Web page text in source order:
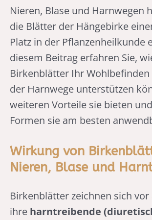
Nieren, Blase und Harnwegen
die Blätter der Hängebirke
Platz in der Pflanzenheilkunde
diesem Beitrag erfahren Sie,
Birkenblätter Ihr
der Harnwege unterstützen
weiteren Vorteile sie bieten
Formen sie am besten
Wirkung von
Nieren, Blase und
Birkenblätter zeichnen sich
ihre harntreibende